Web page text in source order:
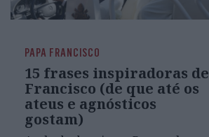
PAPA FRANCISCO
15 frases inspiradoras de
Francisco (de que até os
ateus e agnósticos
gostam)